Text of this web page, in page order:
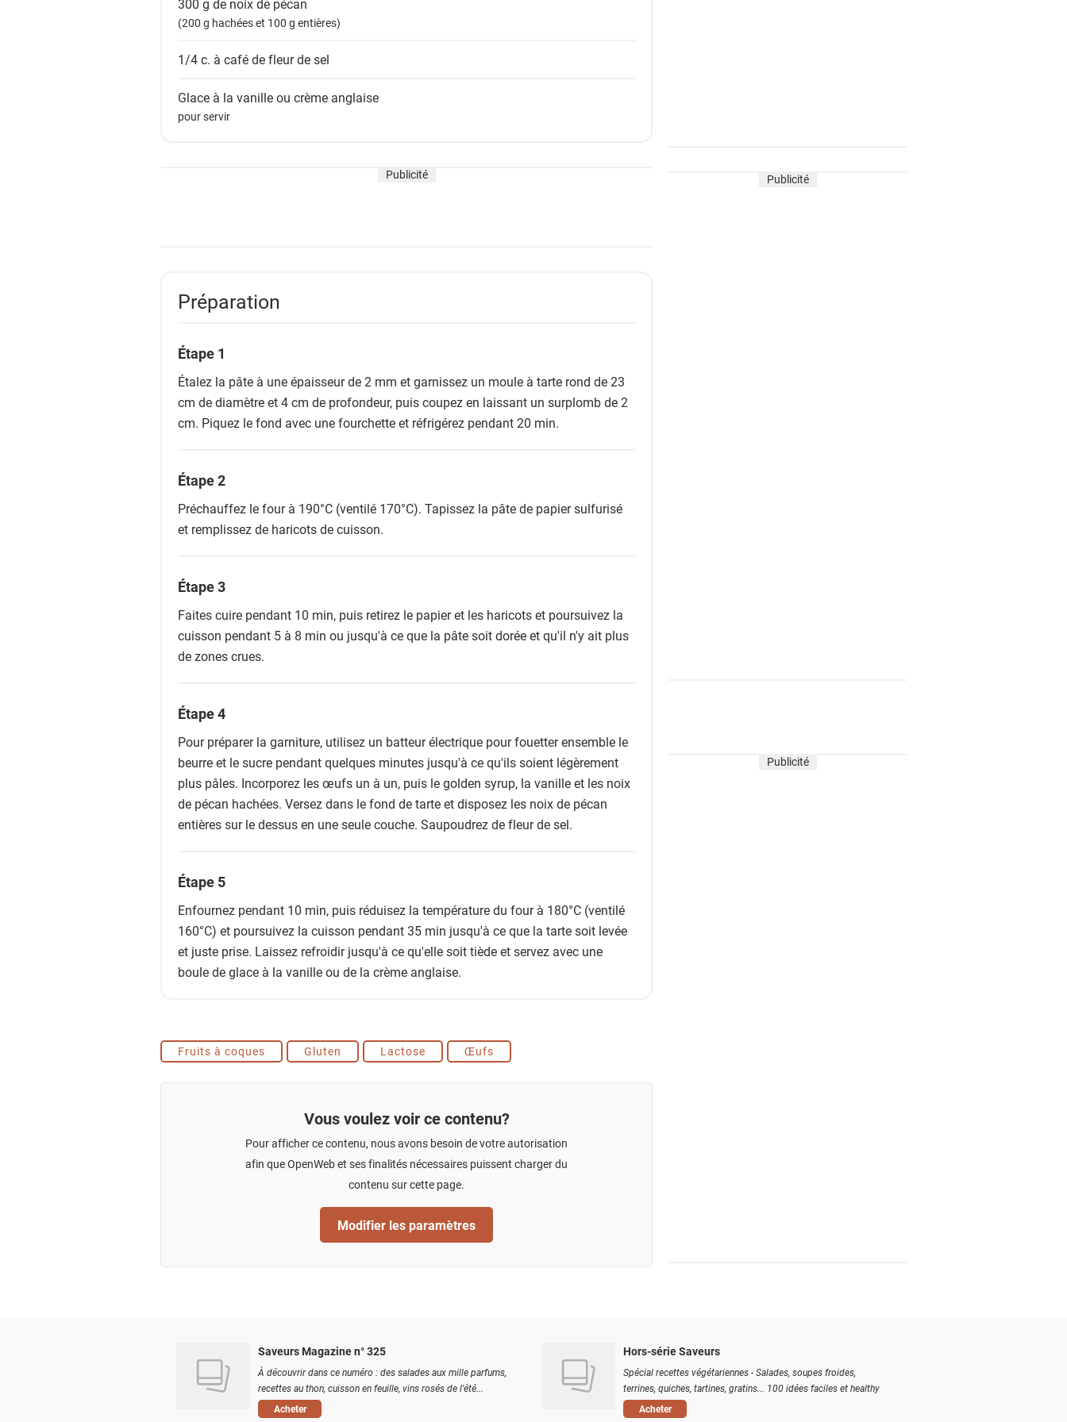
300 g de noix de pécan
(200 g hachées et 100 g entières)
1/4 c. à café defleur de sel
Glace à la vanille ou crème anglaise
pour servir
Publicité
Préparation
Étape 1
Étalez la pâte à une épaisseur de 2 mm et garnissez un moule à tarte rond de 23
cm de diamètre et 4 cm de profondeur, puis coupez en laissant un surplomb de 2
cm. Piquez le fond avec une fourchette et réfrigérez pendant 20 min.
Étape 2
Préchauffez le four à 190°C (ventilé 170°C). Tapissez la pâte de papier sulfurisé
et remplissez de haricots de cuisson.
Étape 3
Faites cuire pendant 10 min, puis retirez le papier et les haricots et poursuivez la
cuisson pendant 5 à 8 min ou jusqu'à ce que la pâte soit dorée et qu'il n'y ait plus
de zones crues.
Étape 4
Pour préparer la garniture, utilisez un batteur électrique pour fouetter ensemble le
beurre et le sucre pendant quelques minutes jusqu'à ce qu'ils soient légèrement
plus pâles. Incorporez les œufs un à un, puis le golden syrup, la vanille et les noix
de pécan hachées. Versez dans le fond de tarte et disposez les noix de pécan
entières sur le dessus en une seule couche. Saupoudrez de fleur de sel.
Étape 5
Enfournez pendant 10 min, puis réduisez la température du four à 180°C (ventilé
160°C) et poursuivez la cuisson pendant 35 min jusqu'à ce que la tarte soit levée
et juste prise. Laissez refroidir jusqu'à ce qu'elle soit tiède et servez avec une
boule de glace à la vanille ou de la crème anglaise.
Fruits à coques Gluten Lactose Œufs
Vous voulez voir ce contenu?
Pour afficher ce contenu, nous avons besoin de votre autorisation
afin que OpenWeb et ses finalités nécessaires puissent charger du
contenu sur cette page.
Modifier les paramètres
Publicité
Publicité
Saveurs Magazine n° 325
À découvrir dans ce numéro : des salades aux mille parfums,
recettes au thon, cuisson en feuille, vins rosés de l'été...
Acheter
Hors-série Saveurs
Spécial recettes végétariennes - Salades, soupes froides,
terrines, quiches, tartines, gratins... 100 idées faciles et healthy
Acheter